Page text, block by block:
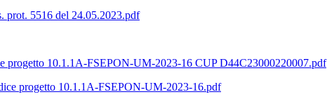
prot. 5516 del 24.05.2023.pdf
10.1.1A-FSEPON-UM-2023-16 CUP D44C23000220007.pdf
progetto 10.1.1A-FSEPON-UM-2023-16.pdf